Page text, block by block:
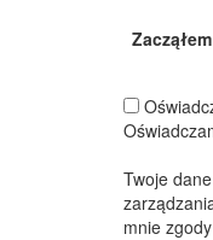
Twoje
mnie